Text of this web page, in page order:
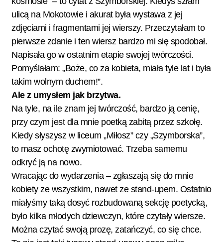
ulicą na Mokotowie i akurat była wystawa z jej
zdjęciami i fragmentami jej wierszy. Przeczytałam to
pierwsze zdanie i ten wiersz bardzo mi się spodobał.
Napisała go w ostatnim etapie swojej twórczości.
Pomyślałam: „Boże, co za kobieta, miała tyle lat i była
takim wolnym duchem!”.
Ale z umysłem jak brzytwa.
Na tyle, na ile znam jej twórczość, bardzo ją cenię,
przy czym jest dla mnie poetką zabitą przez szkołę.
Kiedy słyszysz w liceum „Miłosz” czy „Szymborska”,
to masz ochotę zwymiotować. Trzeba samemu
odkryć ją na nowo.
Wracając do wydarzenia – zgłaszają się do mnie
kobiety ze wszystkim, nawet ze stand-upem. Ostatnio
miałyśmy taką dosyć rozbudowaną sekcję poetycką,
było kilka młodych dziewczyn, które czytały wiersze.
Można czytać swoją prozę, zatańczyć, co się chce.